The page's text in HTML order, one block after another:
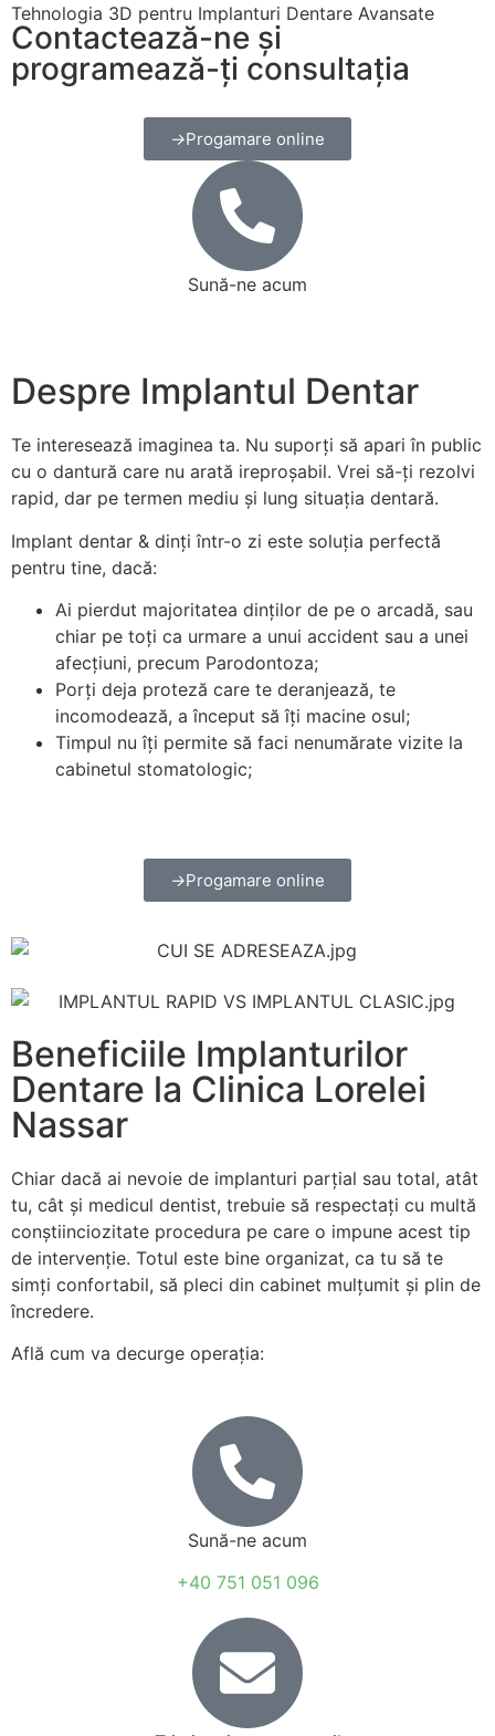
Tehnologia 3D pentru Implanturi Dentare Avansate
Contactează-ne și
programează-ți consultația
Progamare online
Sună-ne acum
Despre Implantul Dentar
Te interesează imaginea ta. Nu suporți să apari în public
cu o dantură care nu arată ireproșabil. Vrei să-ți rezolvi
rapid, dar pe termen mediu și lung situația dentară.
Implant dentar & dinți într-o zi este soluția perfectă
pentru tine, dacă:
Ai pierdut majoritatea dinților de pe o arcadă, sau
chiar pe toți ca urmare a unui accident sau a unei
afecțiuni, precum Parodontoza;
Porți deja proteză care te deranjează, te
incomodează, a început să îți macine osul;
Timpul nu îți permite să faci nenumărate vizite la
cabinetul stomatologic;
Progamare online
Beneficiile Implanturilor
Dentare la Clinica Lorelei
Nassar
Chiar dacă ai nevoie de implanturi parțial sau total, atât
tu, cât și medicul dentist, trebuie să respectați cu multă
conștiinciozitate procedura pe care o impune acest tip
de intervenție. Totul este bine organizat, ca tu să te
simți confortabil, să pleci din cabinet mulțumit și plin de
încredere.
Află cum va decurge operația:
Sună-ne acum
+40 751 051 096